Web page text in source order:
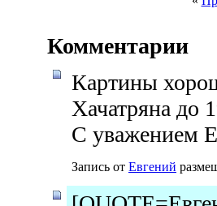
Комментарии
Картины
Хачатряна до
С уважением
Запись от Евгений